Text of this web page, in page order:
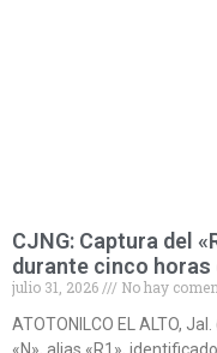
CJNG: Captura del
durante cinco
julio 31, 2026
No hay
ATOTONILCO EL ALTO,